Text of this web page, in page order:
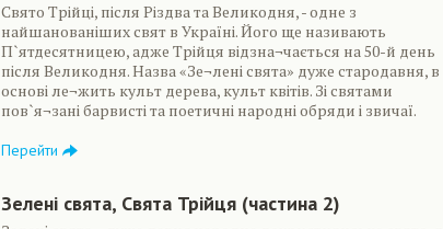
Свято Трійці, після Різдва та Великодня, - одне з
найшанованіших свят в Україні. Його ще називають
П`ятдесятницею, адже Трійця відзна¬чається на 50-й день
після Великодня. Назва «Зе¬лені свята» дуже стародавня, в
основі ле¬жить культ дерева, культ квітів. Зі святами
пов`я¬зані барвисті та поетичні народні обряди і звичаї.
Перейти
Зелені свята, Свята Трійця (частина 2)